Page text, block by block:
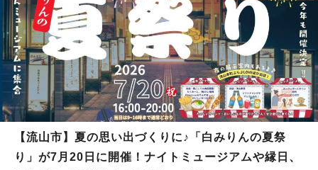
【流山市】夏の思い出づくりに♪「白みりんの夏祭
り」が7月20日に開催！ナイトミュージアムや縁日、